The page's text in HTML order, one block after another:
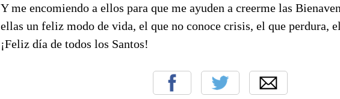
Y me encomiendo a ellos para que me ayuden a creerme las
ellas un feliz modo de vida, el que no conoce crisis, el que perdura,
¡Feliz día de todos los Santos!